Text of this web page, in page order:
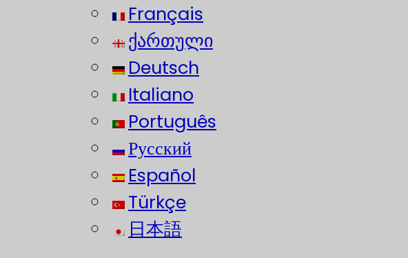
Français
ქართული
Deutsch
Italiano
Português
Русский
Español
Türkçe
日本語